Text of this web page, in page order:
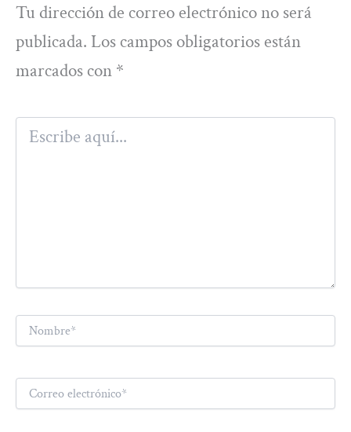
Tu dirección de correo electrónico no será
publicada. Los campos obligatorios están
marcados con *
Escribe
aquí...
Nombre*
Correo
electrónico*